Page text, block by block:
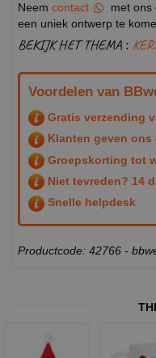
Neem contact
met ons
een uniek ontwerp te
BEKIJK HET THEMA :
Voordelen van
Gratis verzending
Klanten geven ons
Groepskorting tot
Niet tevreden? 14
Snelle helpdesk
Productcode: 42766 -